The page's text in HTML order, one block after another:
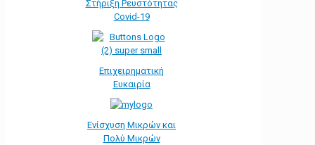
Στήριξη Ρευστότητας
Covid-19
Επιχειρηματική
Ευκαιρία
Ενίσχυση Μικρών και
Πολύ Μικρών